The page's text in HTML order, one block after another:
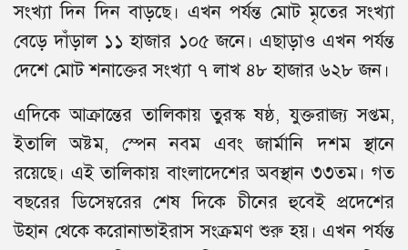
সংখ্যা দিন দিন বাড়ছে। এখন পর্যন্ত মোট মৃতের সংখ্যা
বেড়ে দাঁড়াল ১১ হাজার ১০৫ জনে। এছাড়াও এখন পর্যন্ত
দেশে মোট শনাক্তের সংখ্যা ৭ লাখ ৪৮ হাজার ৬২৮ জন।
এদিকে আক্রান্তের তালিকায় তুরস্ক ষষ্ঠ, যুক্তরাজ্য সপ্তম,
ইতালি অষ্টম, স্পেন নবম এবং জার্মানি দশম স্থানে
রয়েছে। এই তালিকায় বাংলাদেশের অবস্থান ৩৩তম। গত
বছরের ডিসেম্বরের শেষ দিকে চীনের হুবেই প্রদেশের
উহান থেকে করোনাভাইরাস সংক্রমণ শুরু হয়। এখন পর্যন্ত